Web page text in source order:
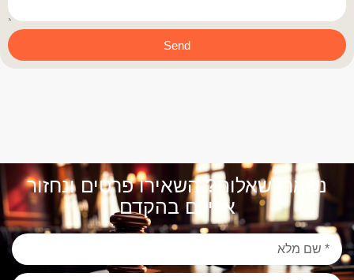
Send
נשארו שאלות? השאירו פרטים ונחזור
אליכם בהקדם